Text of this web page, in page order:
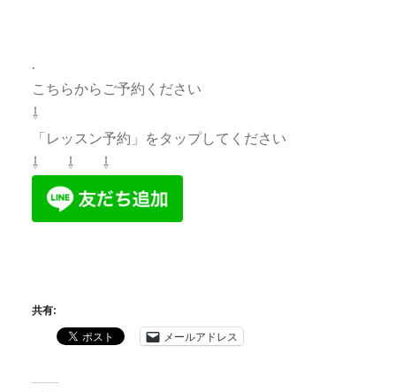
.
こちらからご予約ください
⇩
「レッスン予約」をタップしてください
⇩ ⇩ ⇩
共有:
メールアドレス